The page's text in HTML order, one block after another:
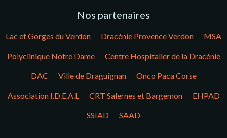
Nos partenaires
Lac et Gorges du Verdon Dracénie Provence Verdon MSA
Polyclinique Notre Dame Centre Hospitalier de la Dracénie
DAC Ville de Draguignan Onco Paca Corse
Association I.D.E.A.L CRT Salernes et Bargemon EHPAD
SSIAD SAAD